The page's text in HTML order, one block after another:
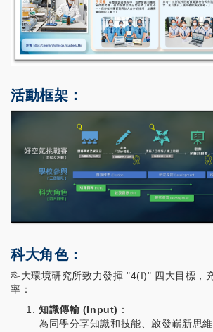
活動框架：
科大角色：
科大環境研究所致力發揮 "4(I)" 四大目標，
率：
知識傳輸 (Input) ：
為同學分享知識和技能、啟發嶄新思維